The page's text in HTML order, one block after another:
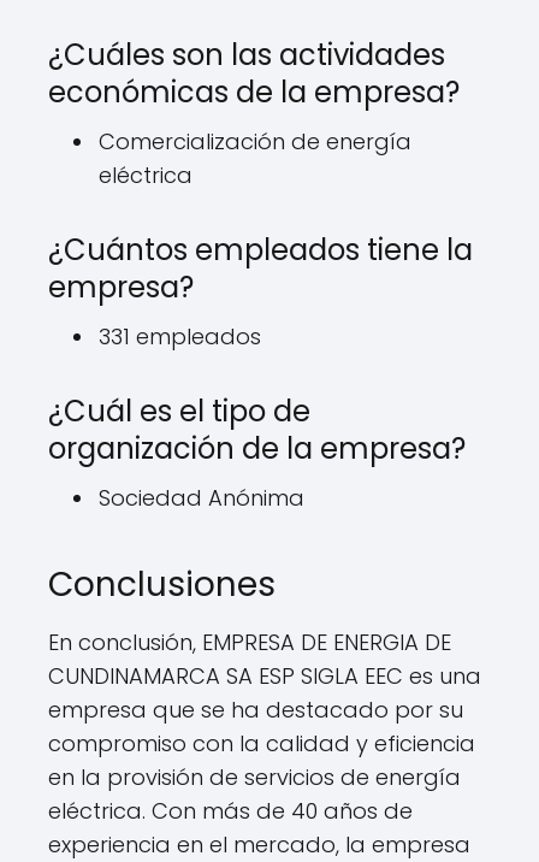
¿Cuáles son las actividades
económicas de la empresa?
Comercialización de energía
eléctrica
¿Cuántos empleados tiene la
empresa?
331 empleados
¿Cuál es el tipo de
organización de la empresa?
Sociedad Anónima
Conclusiones
En conclusión, EMPRESA DE ENERGIA DE
CUNDINAMARCA SA ESP SIGLA EEC es una
empresa que se ha destacado por su
compromiso con la calidad y eficiencia
en la provisión de servicios de energía
eléctrica. Con más de 40 años de
experiencia en el mercado, la empresa